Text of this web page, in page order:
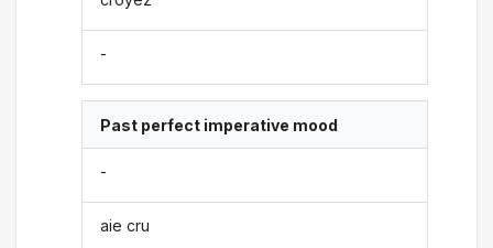
-
Past perfect imperative mood
-
aie cru